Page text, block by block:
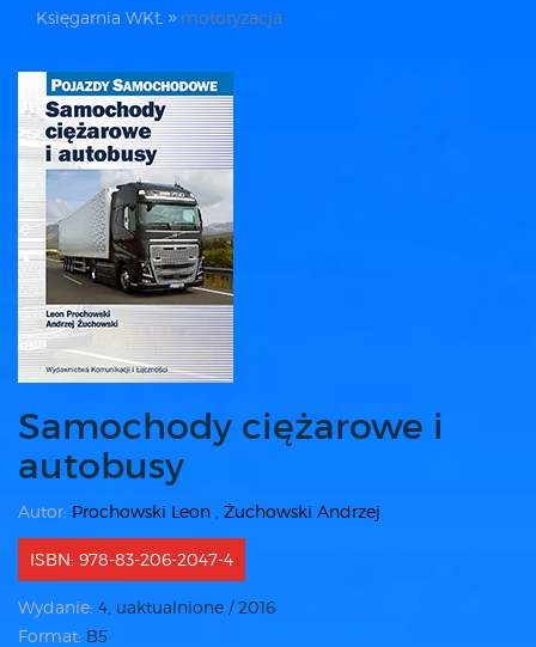
Księgarnia WKŁ motoryzacja
Samochody ciężarowe i
autobusy
Autor: Prochowski Leon Żuchowski Andrzej
ISBN: 978-83-206-2047-4
Wydanie: 4, uaktualnione / 2016
Format: B5